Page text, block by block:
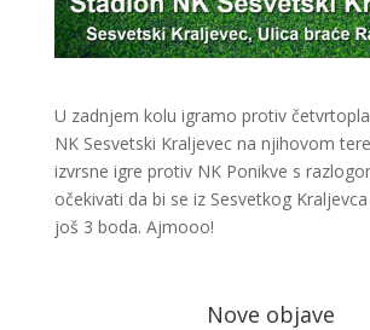
U zadnjem kolu igramo protiv
NK Sesvetski Kraljevec na njihovom
izvrsne igre protiv NK Ponikve s
očekivati da bi se iz Sesvetkog
još 3 boda. Ajmooo!
Nove objave